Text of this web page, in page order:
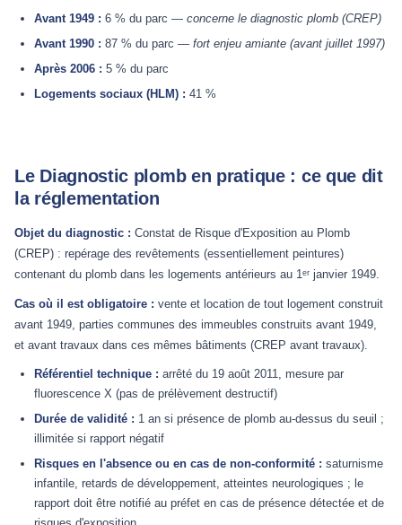
Avant 1949 : 6 % du parc — concerne le diagnostic plomb (CREP)
Avant 1990 : 87 % du parc — fort enjeu amiante (avant juillet 1997)
Après 2006 : 5 % du parc
Logements sociaux (HLM) : 41 %
Le Diagnostic plomb en pratique : ce que dit
la réglementation
Objet du diagnostic : Constat de Risque d'Exposition au Plomb
(CREP) : repérage des revêtements (essentiellement peintures)
contenant du plomb dans les logements antérieurs au 1ᵉʳ janvier 1949.
Cas où il est obligatoire : vente et location de tout logement construit
avant 1949, parties communes des immeubles construits avant 1949,
et avant travaux dans ces mêmes bâtiments (CREP avant travaux).
Référentiel technique : arrêté du 19 août 2011, mesure par
fluorescence X (pas de prélèvement destructif)
Durée de validité : 1 an si présence de plomb au-dessus du seuil ;
illimitée si rapport négatif
Risques en l'absence ou en cas de non-conformité : saturnisme
infantile, retards de développement, atteintes neurologiques ; le
rapport doit être notifié au préfet en cas de présence détectée et de